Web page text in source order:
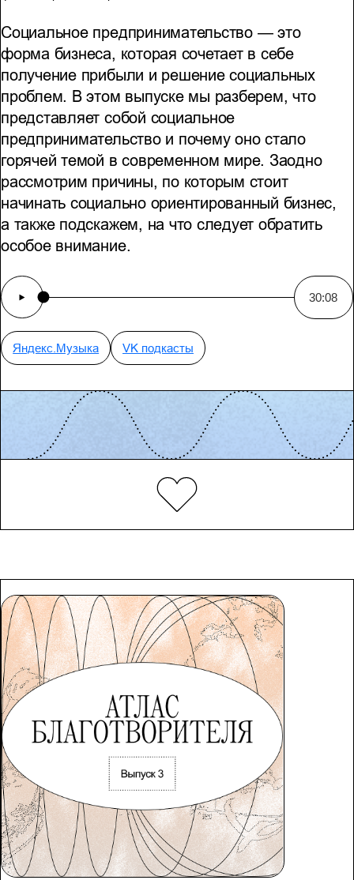
Социальное предпринимательство — это
форма бизнеса, которая сочетает в себе
получение прибыли и решение социальных
проблем. В этом выпуске мы разберем, что
представляет собой социальное
предпринимательство и почему оно стало
горячей темой в современном мире. Заодно
рассмотрим причины, по которым стоит
начинать социально ориентированный бизнес,
а также подскажем, на что следует обратить
особое внимание.
30:08
Яндекс.Музыка VK подкасты